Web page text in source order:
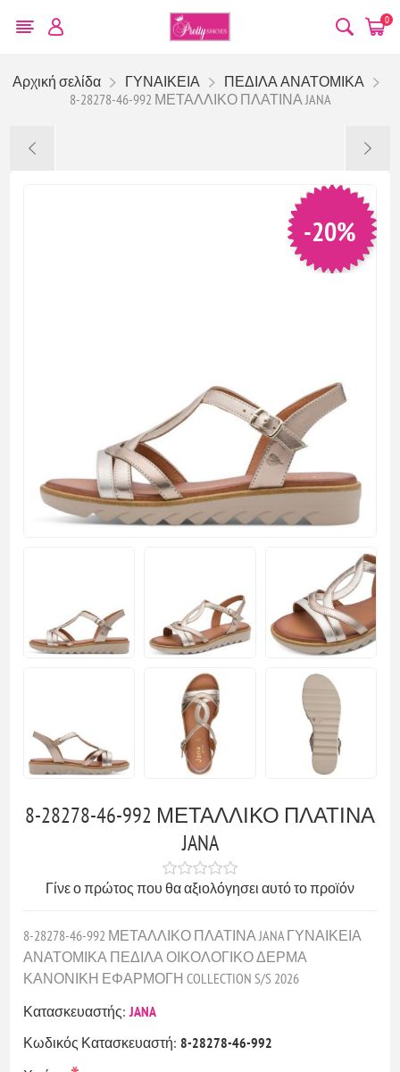
0
Αρχική σελίδα ΓΥΝΑΙΚΕΙΑ
ΠΕΔΙΛΑ ΑΝΑΤΟΜΙΚΑ
8-28278-46-992 ΜΕΤΑΛΛΙΚΟ ΠΛΑΤΙΝΑ JANA
-20%
8-28278-46-992 ΜΕΤΑΛΛΙΚΟ ΠΛΑΤΙΝΑ
JANA
Γίνε ο πρώτος που θα αξιολόγησει αυτό το προϊόν
8-28278-46-992 ΜΕΤΑΛΛΙΚΟ ΠΛΑΤΙΝΑ JANA ΓΥΝΑΙΚΕΙΑ
ΑΝΑΤΟΜΙΚΑ ΠΕΔΙΛΑ ΟΙΚΟΛΟΓΙΚΟ ΔΕΡΜΑ
ΚΑΝΟΝΙΚΗ ΕΦΑΡΜΟΓΗ COLLECTION S/S 2026
Κατασκευαστής: JANA
Κωδικός Κατασκευαστή: 8-28278-46-992